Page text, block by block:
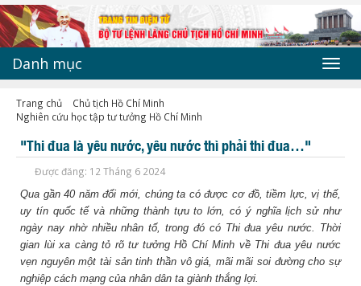
Danh mục
Trang chủ
Chủ tịch Hồ Chí Minh
Nghiên cứu học tập tư tưởng Hồ Chí Minh
"Thi đua là yêu nước, yêu nước thì phải thi đua…"
Được đăng: 12 Tháng 6 2024
Qua gần 40 năm đổi mới, chúng ta có được cơ đồ, tiềm lực, vị thế,
uy tín quốc tế và những thành tựu to lớn, có ý nghĩa lịch sử như
ngày nay nhờ nhiều nhân tố, trong đó có Thi đua yêu nước. Thời
gian lùi xa càng tỏ rõ tư tưởng Hồ Chí Minh về Thi đua yêu nước
vẹn nguyên một tài sản tinh thần vô giá, mãi mãi soi đường cho sự
nghiệp cách mạng của nhân dân ta giành thắng lợi.